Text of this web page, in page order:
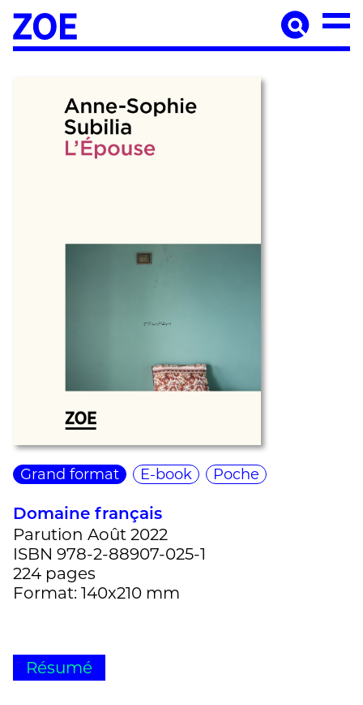
Accueil
À paraître
Auteur·ices
Agenda
Médiation culturelle
Mentions légales
Grand format E-book Poche
Domaine français
Parution Août 2022
ISBN 978-2-88907-025-1
224 pages
Format: 140x210 mm
Résumé